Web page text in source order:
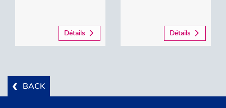
Détails Détails
BACK